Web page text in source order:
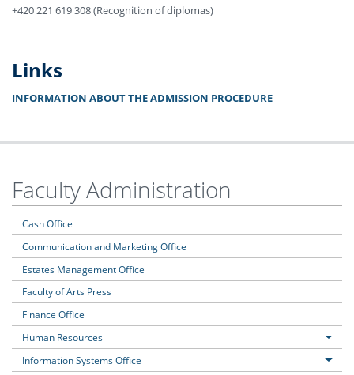
+420 221 619 308 (Recognition of diplomas)
Links
INFORMATION ABOUT THE ADMISSION PROCEDURE
Faculty Administration
Cash Office
Communication and Marketing Office
Estates Management Office
Faculty of Arts Press
Finance Office
Human Resources
Information Systems Office